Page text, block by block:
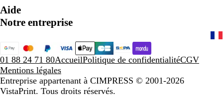
Aide
Notre entreprise
01 88 24 71 80AccueilPolitique de confidentialitéCGV
Mentions légales
Entreprise appartenant à CIMPRESS © 2001-2026
VistaPrint. Tous droits réservés.